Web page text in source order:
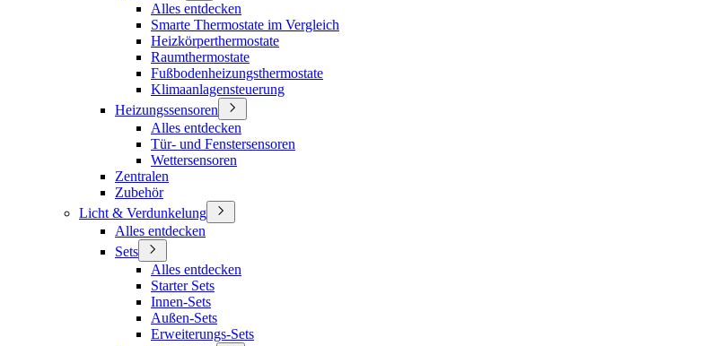
Alles entdecken
Smarte Thermostate im Vergleich
Heizkörperthermostate
Raumthermostate
Fußbodenheizungsthermostate
Klimaanlagensteuerung
Heizungssensoren
Alles entdecken
Tür- und Fenstersensoren
Wettersensoren
Zentralen
Zubehör
Licht & Verdunkelung
Alles entdecken
Sets
Alles entdecken
Starter Sets
Innen-Sets
Außen-Sets
Erweiterungs-Sets